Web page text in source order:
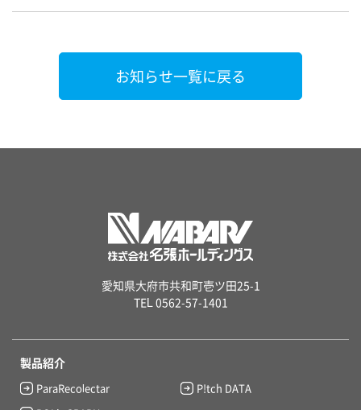
お知らせ一覧に戻る
愛知県大府市共和町壱ツ田25-1
TEL 0562-57-1401
製品紹介
ParaRecolectar
P!tch DATA